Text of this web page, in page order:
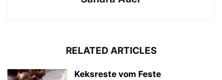
RELATED ARTICLES
Keksreste vom Feste